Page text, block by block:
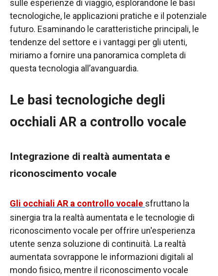
sulle esperienze di viaggio, esplorandone le basi
tecnologiche, le applicazioni pratiche e il potenziale
futuro. Esaminando le caratteristiche principali, le
tendenze del settore e i vantaggi per gli utenti,
miriamo a fornire una panoramica completa di
questa tecnologia all’avanguardia.
Le basi tecnologiche degli
occhiali AR a controllo vocale
Integrazione di realtà aumentata e
riconoscimento vocale
Gli occhiali AR a controllo vocale sfruttano la
sinergia tra la realtà aumentata e le tecnologie di
riconoscimento vocale per offrire un'esperienza
utente senza soluzione di continuità. La realtà
aumentata sovrappone le informazioni digitali al
mondo fisico, mentre il riconoscimento vocale